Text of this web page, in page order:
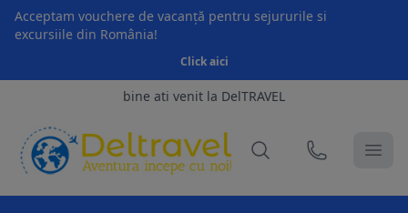
Acceptam vouchere de vacanță pentru sejururile si
excursiile din România!
Click aici
bine ati venit la DelTRAVEL